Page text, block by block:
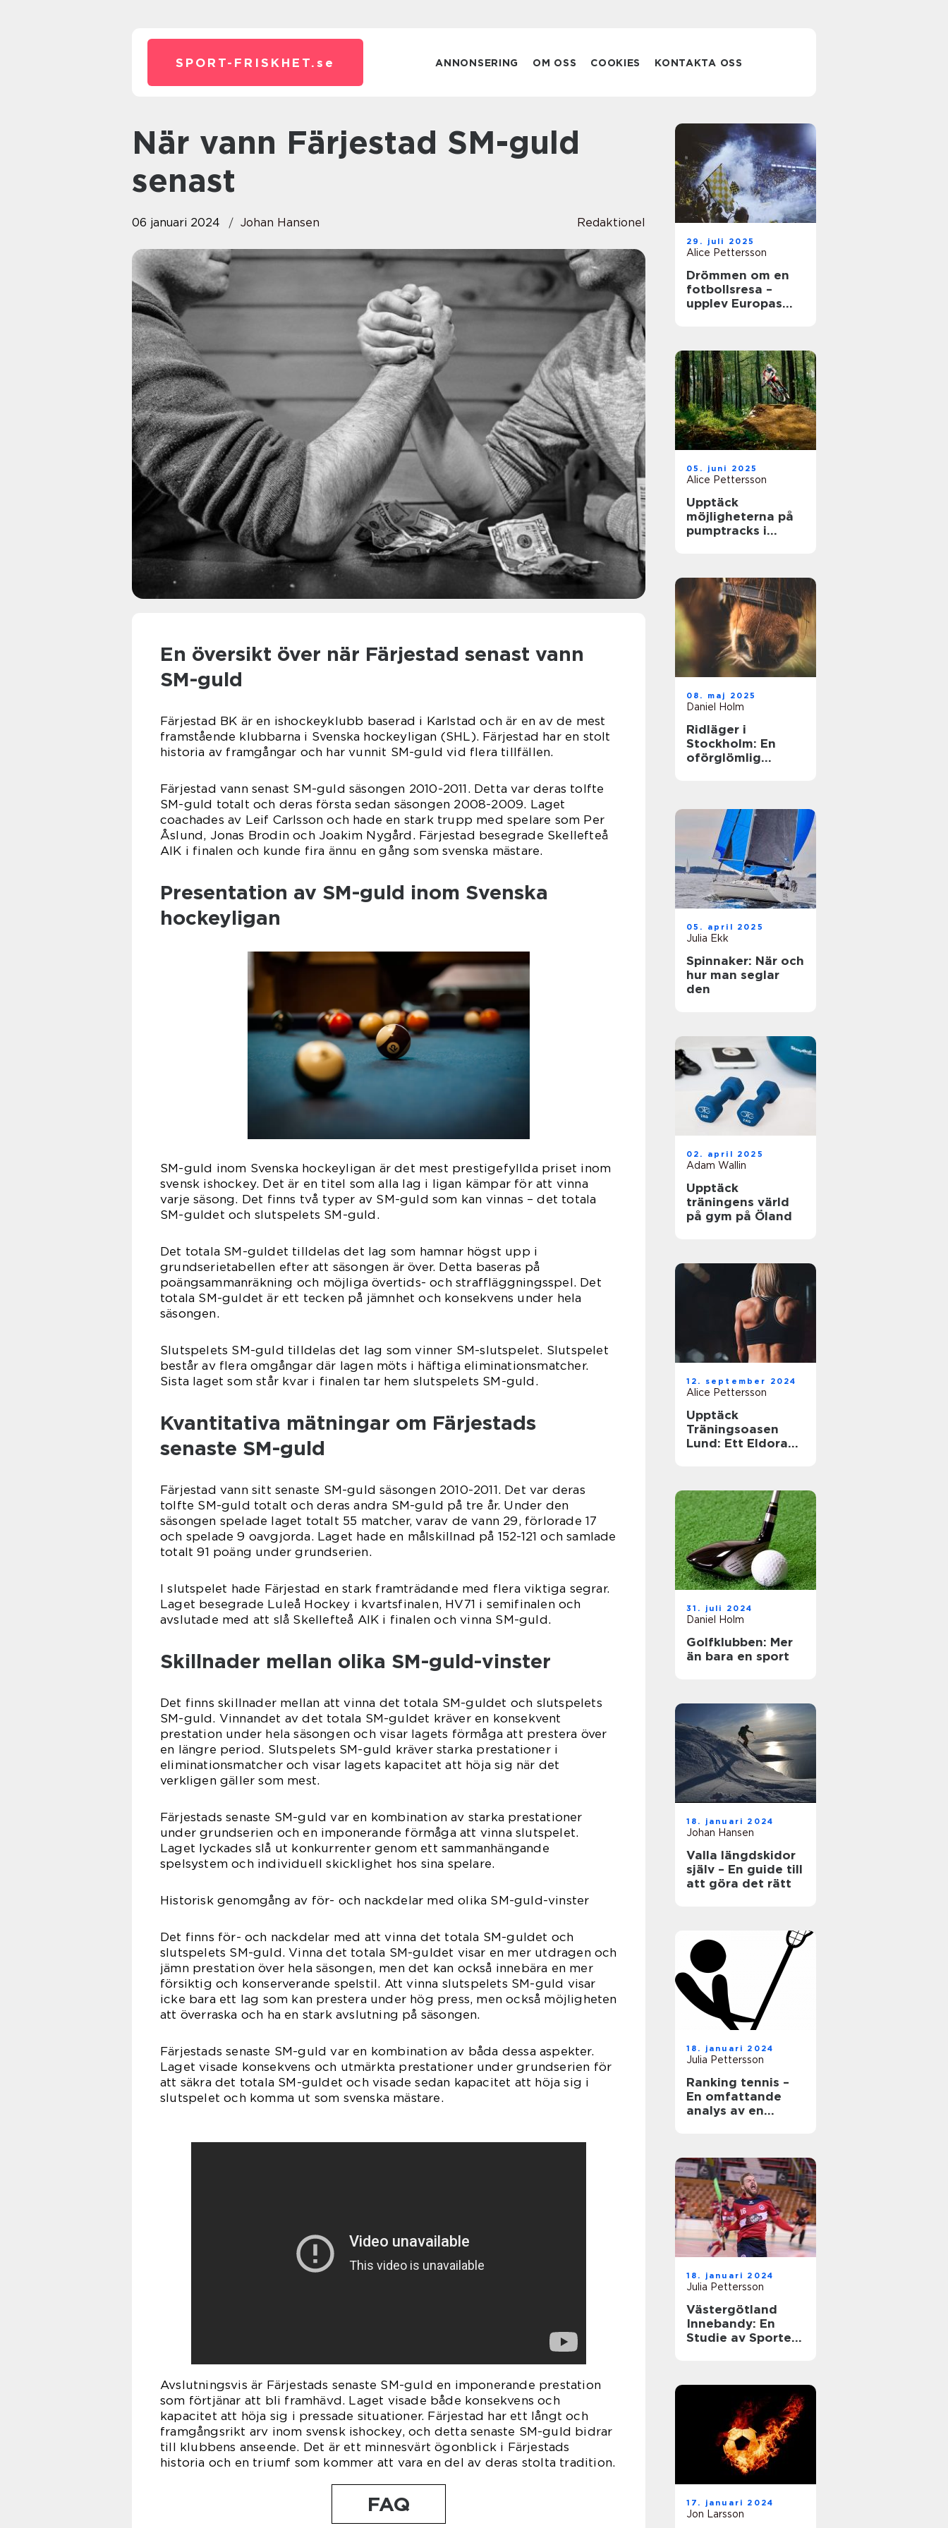
SPORT-FRISKHET. se ANNONSERING OM OSS COOKIES KONTAKTA OSS
När vann Färjestad SM-guld
senast
06 januari 2024 Johan Hansen Redaktionel
En översikt över när Färjestad senast vann
SM-guld
Färjestad BK är en ishockeyklubb baserad i Karlstad och är en av de mest
framstående klubbarna i Svenska hockeyligan (SHL). Färjestad har en stolt
historia av framgångar och har vunnit SM-guld vid flera tillfällen.
Färjestad vann senast SM-guld säsongen 2010-2011. Detta var deras tolfte
SM-guld totalt och deras första sedan säsongen 2008-2009. Laget
coachades av Leif Carlsson och hade en stark trupp med spelare som Per
Åslund, Jonas Brodin och Joakim Nygård. Färjestad besegrade Skellefteå
AIK i finalen och kunde fira ännu en gång som svenska mästare.
Presentation av SM-guld inom Svenska
hockeyligan
SM-guld inom Svenska hockeyligan är det mest prestigefyllda priset inom
svensk ishockey. Det är en titel som alla lag i ligan kämpar för att vinna
varje säsong. Det finns två typer av SM-guld som kan vinnas – det totala
SM-guldet och slutspelets SM-guld.
Det totala SM-guldet tilldelas det lag som hamnar högst upp i
grundserietabellen efter att säsongen är över. Detta baseras på
poängsammanräkning och möjliga övertids- och straffläggningsspel. Det
totala SM-guldet är ett tecken på jämnhet och konsekvens under hela
säsongen.
Slutspelets SM-guld tilldelas det lag som vinner SM-slutspelet. Slutspelet
består av flera omgångar där lagen möts i häftiga eliminationsmatcher.
Sista laget som står kvar i finalen tar hem slutspelets SM-guld.
Kvantitativa mätningar om Färjestads
senaste SM-guld
Färjestad vann sitt senaste SM-guld säsongen 2010-2011. Det var deras
tolfte SM-guld totalt och deras andra SM-guld på tre år. Under den
säsongen spelade laget totalt 55 matcher, varav de vann 29, förlorade 17
och spelade 9 oavgjorda. Laget hade en målskillnad på 152-121 och samlade
totalt 91 poäng under grundserien.
I slutspelet hade Färjestad en stark framträdande med flera viktiga segrar.
Laget besegrade Luleå Hockey i kvartsfinalen, HV71 i semifinalen och
avslutade med att slå Skellefteå AIK i finalen och vinna SM-guld.
Skillnader mellan olika SM-guld-vinster
Det finns skillnader mellan att vinna det totala SM-guldet och slutspelets
SM-guld. Vinnandet av det totala SM-guldet kräver en konsekvent
prestation under hela säsongen och visar lagets förmåga att prestera över
en längre period. Slutspelets SM-guld kräver starka prestationer i
eliminationsmatcher och visar lagets kapacitet att höja sig när det
verkligen gäller som mest.
Färjestads senaste SM-guld var en kombination av starka prestationer
under grundserien och en imponerande förmåga att vinna slutspelet.
Laget lyckades slå ut konkurrenter genom ett sammanhängande
spelsystem och individuell skicklighet hos sina spelare.
Historisk genomgång av för- och nackdelar med olika SM-guld-vinster
Det finns för- och nackdelar med att vinna det totala SM-guldet och
slutspelets SM-guld. Vinna det totala SM-guldet visar en mer utdragen och
jämn prestation över hela säsongen, men det kan också innebära en mer
försiktig och konserverande spelstil. Att vinna slutspelets SM-guld visar
icke bara ett lag som kan prestera under hög press, men också möjligheten
att överraska och ha en stark avslutning på säsongen.
Färjestads senaste SM-guld var en kombination av båda dessa aspekter.
Laget visade konsekvens och utmärkta prestationer under grundserien för
att säkra det totala SM-guldet och visade sedan kapacitet att höja sig i
slutspelet och komma ut som svenska mästare.
Avslutningsvis är Färjestads senaste SM-guld en imponerande prestation
som förtjänar att bli framhävd. Laget visade både konsekvens och
kapacitet att höja sig i pressade situationer. Färjestad har ett långt och
framgångsrikt arv inom svensk ishockey, och detta senaste SM-guld bidrar
till klubbens anseende. Det är ett minnesvärt ögonblick i Färjestads
historia och en triumf som kommer att vara en del av deras stolta tradition.
FAQ
29. juli 2025
Alice Pettersson
Drömmen om en
fotbollsresa –
upplev Europas
05. juni 2025
Alice Pettersson
Upptäck
möjligheterna på
pumptracks i
08. maj 2025
Daniel Holm
Ridläger i
Stockholm: En
oförglömlig
05. april 2025
Julia Ekk
Spinnaker: När och
hur man seglar
den
02. april 2025
Adam Wallin
Upptäck
träningens värld
på gym på Öland
12. september 2024
Alice Pettersson
Upptäck
Träningsoasen
Lund: Ett Eldorado
31. juli 2024
Daniel Holm
Golfklubben: Mer
än bara en sport
18. januari 2024
Johan Hansen
Valla längdskidor
själv – En guide till
att göra det rätt
18. januari 2024
Julia Pettersson
Ranking tennis –
En omfattande
analys av en
18. januari 2024
Julia Pettersson
Västergötland
Innebandy: En
Studie av Sporten
17. januari 2024
Jon Larsson